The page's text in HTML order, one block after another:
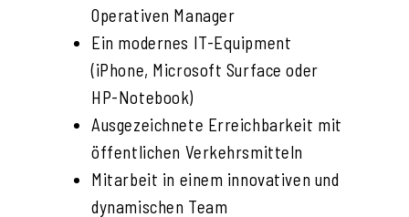
Operativen Manager
Ein modernes IT-Equipment
(iPhone, Microsoft Surface oder
HP-Notebook)
Ausgezeichnete Erreichbarkeit mit
öffentlichen Verkehrsmitteln
Mitarbeit in einem innovativen und
dynamischen Team